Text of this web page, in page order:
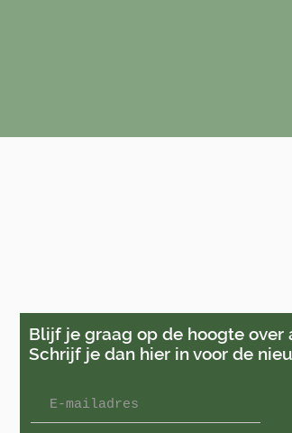
Blijf je graag op de hoogte over
Schrijf je dan hier in voor de